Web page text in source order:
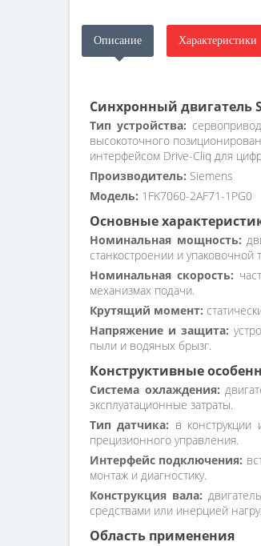
Описание Характеристики
Синхронный двигатель
Тип устройства:
высокоточного
интерфейсом Drive-Cliq для
Производитель: Siemens
Модель: 1FK7060-2AF71-1PG0
Основные
Номинальная мощность:
станкостроении и упаковочной
Номинальная скорость:
механизмах подачи.
Крутящий момент:
Напряжение и защита:
пыли и водяных брызг.
Конструктивные
Система охлаждения:
эксплуатационные затраты.
Тип датчика: в
прецизионного управления.
Интерфейс подключения:
монтаж и диагностику.
Конструкция вала:
средствами или инерцией
Область применения